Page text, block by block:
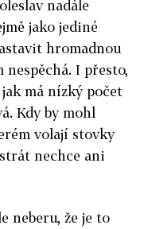
nadále
jako jediné
hromadnou
nespěchá. I přesto,
má nízký počet
Kdy by mohl
volají stovky
nechce ani
neberu, že je to